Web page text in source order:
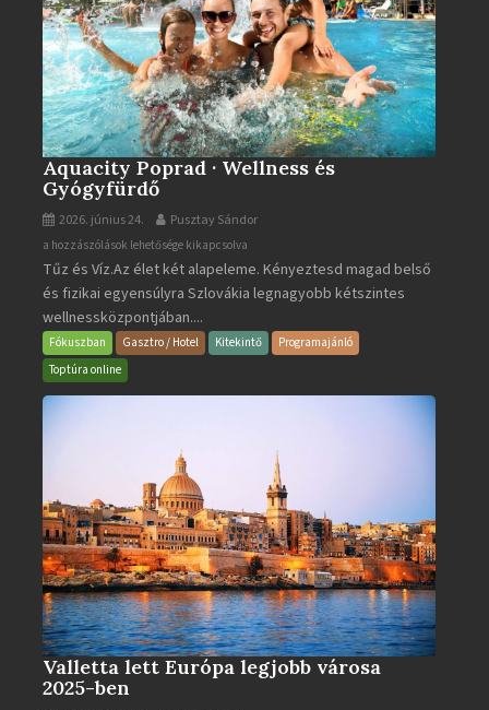
Aquacity Poprad · Wellness és
Gyógyfürdő
2026. június 24. Pusztay Sándor
Aquacity
Poprad
·
Wellness
és
Gyógyfürdő
a hozzászólások lehetősége kikapcsolva
Tűz és Víz.Az élet két alapeleme. Kényeztesd magad belső
és fizikai egyensúlyra Szlovákia legnagyobb kétszintes
wellnessközpontjában....
Fókuszban Gasztro / Hotel Kitekintő
Programajánló
Toptúra online
Valletta lett Európa legjobb városa
2025-ben